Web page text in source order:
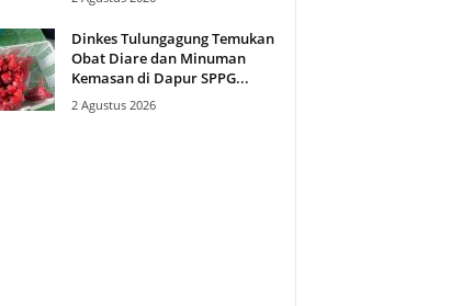
Dinkes Tulungagung Temukan
Obat Diare dan Minuman
Kemasan di Dapur SPPG...
2 Agustus 2026